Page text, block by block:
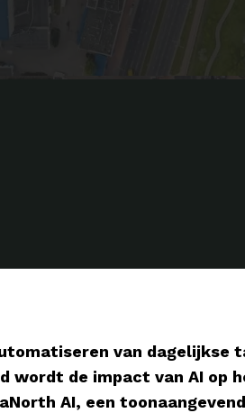
van dagelijkse
wordt de impact van AI op
AI, een